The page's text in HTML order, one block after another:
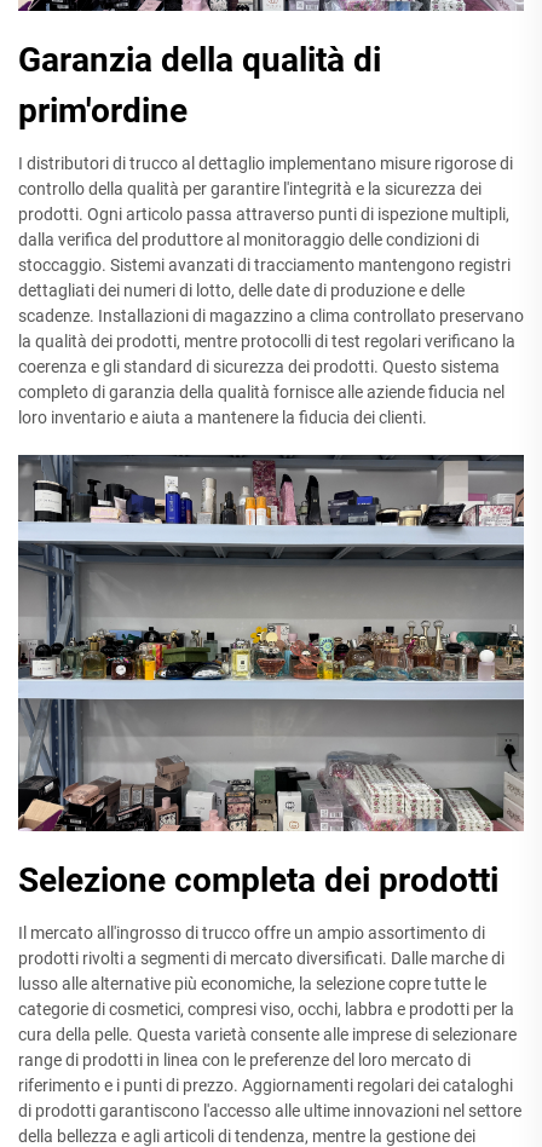
Garanzia della qualità di
prim'ordine
I distributori di trucco al dettaglio implementano misure rigorose di
controllo della qualità per garantire l'integrità e la sicurezza dei
prodotti. Ogni articolo passa attraverso punti di ispezione multipli,
dalla verifica del produttore al monitoraggio delle condizioni di
stoccaggio. Sistemi avanzati di tracciamento mantengono registri
dettagliati dei numeri di lotto, delle date di produzione e delle
scadenze. Installazioni di magazzino a clima controllato preservano
la qualità dei prodotti, mentre protocolli di test regolari verificano la
coerenza e gli standard di sicurezza dei prodotti. Questo sistema
completo di garanzia della qualità fornisce alle aziende fiducia nel
loro inventario e aiuta a mantenere la fiducia dei clienti.
Selezione completa dei prodotti
Il mercato all'ingrosso di trucco offre un ampio assortimento di
prodotti rivolti a segmenti di mercato diversificati. Dalle marche di
lusso alle alternative più economiche, la selezione copre tutte le
categorie di cosmetici, compresi viso, occhi, labbra e prodotti per la
cura della pelle. Questa varietà consente alle imprese di selezionare
range di prodotti in linea con le preferenze del loro mercato di
riferimento e i punti di prezzo. Aggiornamenti regolari dei cataloghi
di prodotti garantiscono l'accesso alle ultime innovazioni nel settore
della bellezza e agli articoli di tendenza, mentre la gestione dei